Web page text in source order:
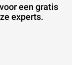
een gratis
experts.